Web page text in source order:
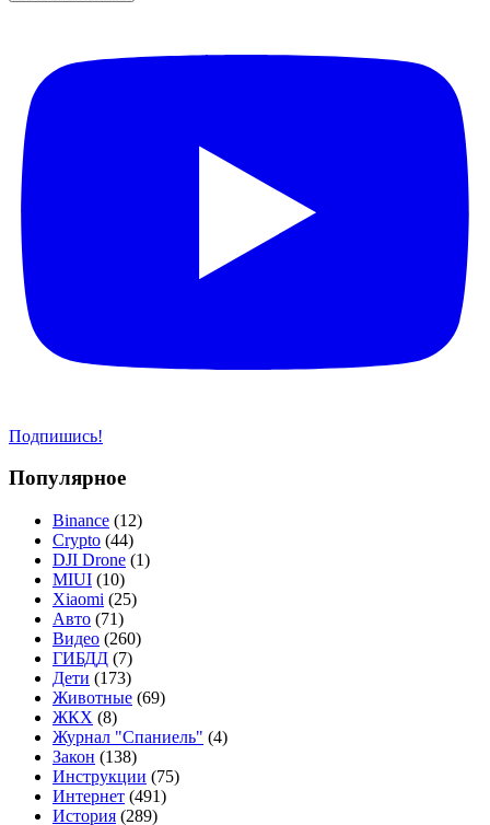
Подпишись!
Популярное
Binance (12)
Crypto (44)
DJI Drone (1)
MIUI (10)
Xiaomi (25)
Авто (71)
Видео (260)
ГИБДД (7)
Дети (173)
Животные (69)
ЖКХ (8)
Журнал "Спаниель" (4)
Закон (138)
Инструкции (75)
Интернет (491)
История (289)